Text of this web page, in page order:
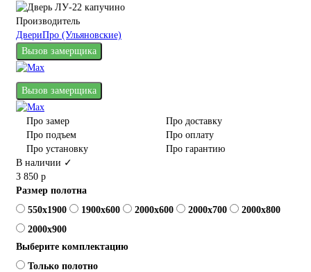
Производитель
ДвериПро (Ульяновские)
Вызов замерщика
Вызов замерщика
Про замер
Про доставку
Про подъем
Про оплату
Про установку
Про гарантию
В наличии ✓
3 850 р
Размер полотна
550x1900
1900x600 2000x600 2000x700
2000x800
2000x900
Выберите комплектацию
Только полотно